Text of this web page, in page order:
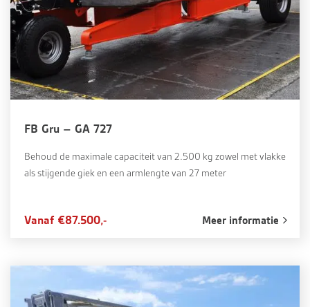
FB Gru – GA 727
Behoud de maximale capaciteit van 2.500 kg zowel met vlakke
als stijgende giek en een armlengte van 27 meter
Vanaf €87.500,- Meer informatie